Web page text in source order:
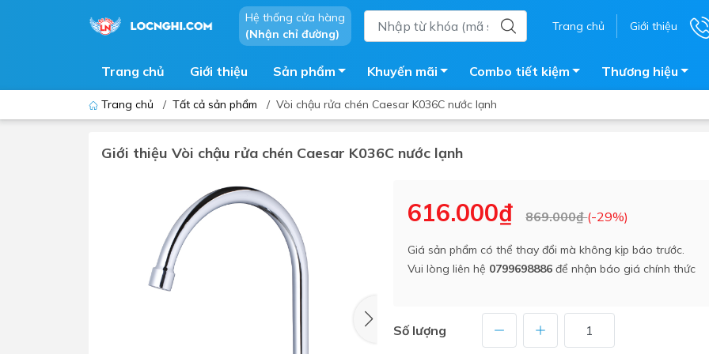
Hệ thống cửa hàng
(Nhận chỉ đường)
Trang chủ Giới thiệu
Trang chủ Giới thiệu Sản phẩm
Lavabo - Chậu rửa mặt
Vòi chậu - vòi hồ - vòi gắn tường
Máy tắm nước nóng điện
Chậu giặt
trời
Bồn bảo ôn
Bồn nhựa tự hoại
Vòi pha nóng lạnh
Vật tư
Khuyến mãi Combo tiết kiệm Thương hiệu
Trang chủ / Tất cả sản phẩm / Vòi chậu rửa chén Caesar K036C nước lạnh
Giới thiệu Vòi chậu rửa chén Caesar K036C nước lạnh
616.000₫ 869.000₫(-29%)
Giá sản phẩm có thể thay đổi mà không kịp báo trước.
Vui lòng liên hệ 0799698886 để nhận báo giá chính thức
Số lượng